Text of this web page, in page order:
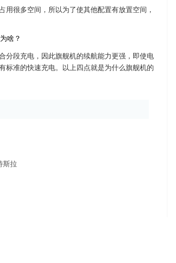
很多空间，所以为了使其他配置有放置空间，
分段充电，因此旗舰机的续航能力更强，即使电
标准的快速充电。以上四点就是为什么旗舰机的
斯拉